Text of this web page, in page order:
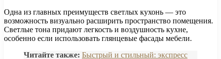
Одна из главных преимуществ светлых кухонь — это
возможность визуально расширить пространство помещения.
Светлые тона придают легкость и воздушность кухне,
особенно если использовать глянцевые фасады мебели.
Читайте также: Быстрый и стильный: экспресс